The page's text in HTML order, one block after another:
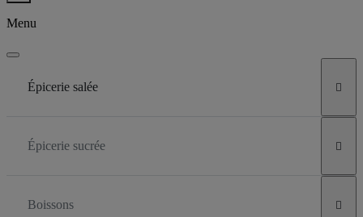
Menu
Épicerie salée 
Épicerie sucrée 
Boissons 